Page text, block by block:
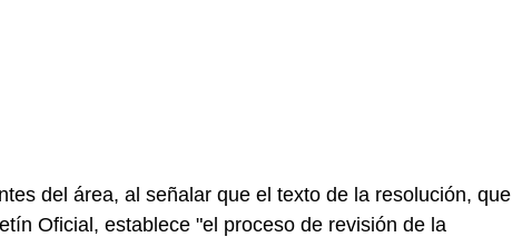
del área, al señalar que el texto de la resolución, que
Oficial, establece "el proceso de revisión de la